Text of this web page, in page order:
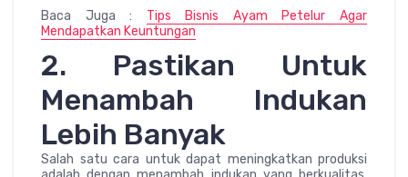
Baca Juga : Tips Bisnis Ayam Petelur Agar
Mendapatkan Keuntungan
2. Pastikan Untuk
Menambah Indukan
Lebih Banyak
Salah satu cara untuk dapat meningkatkan produksi